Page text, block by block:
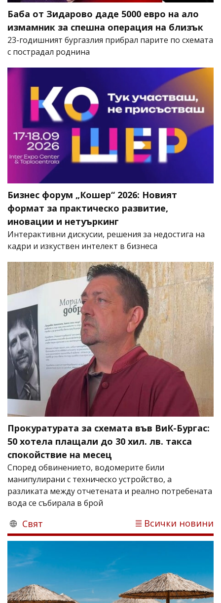
Баба от Зидарово даде 5000 евро на ало
измамник за спешна операция на близък
23-годишният бургазлия прибрал парите по схемата
с пострадал роднина
Бизнес форум „Кошер“ 2026: Новият
формат за практическо развитие,
иновации и нетуъркинг
Интерактивни дискусии, решения за недостига на
кадри и изкуствен интелект в бизнеса
Прокуратурата за схемата във ВиК-Бургас:
50 хотела плащали до 30 хил. лв. такса
спокойствие на месец
Според обвинението, водомерите били
манипулирани с техническо устройство, а
разликата между отчетената и реално потребената
вода се събирала в брой
Свят Всички новини